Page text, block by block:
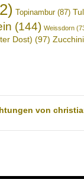
Topinambur(87)
(144) Weissdorn
Dost) (97) Zucchini
von